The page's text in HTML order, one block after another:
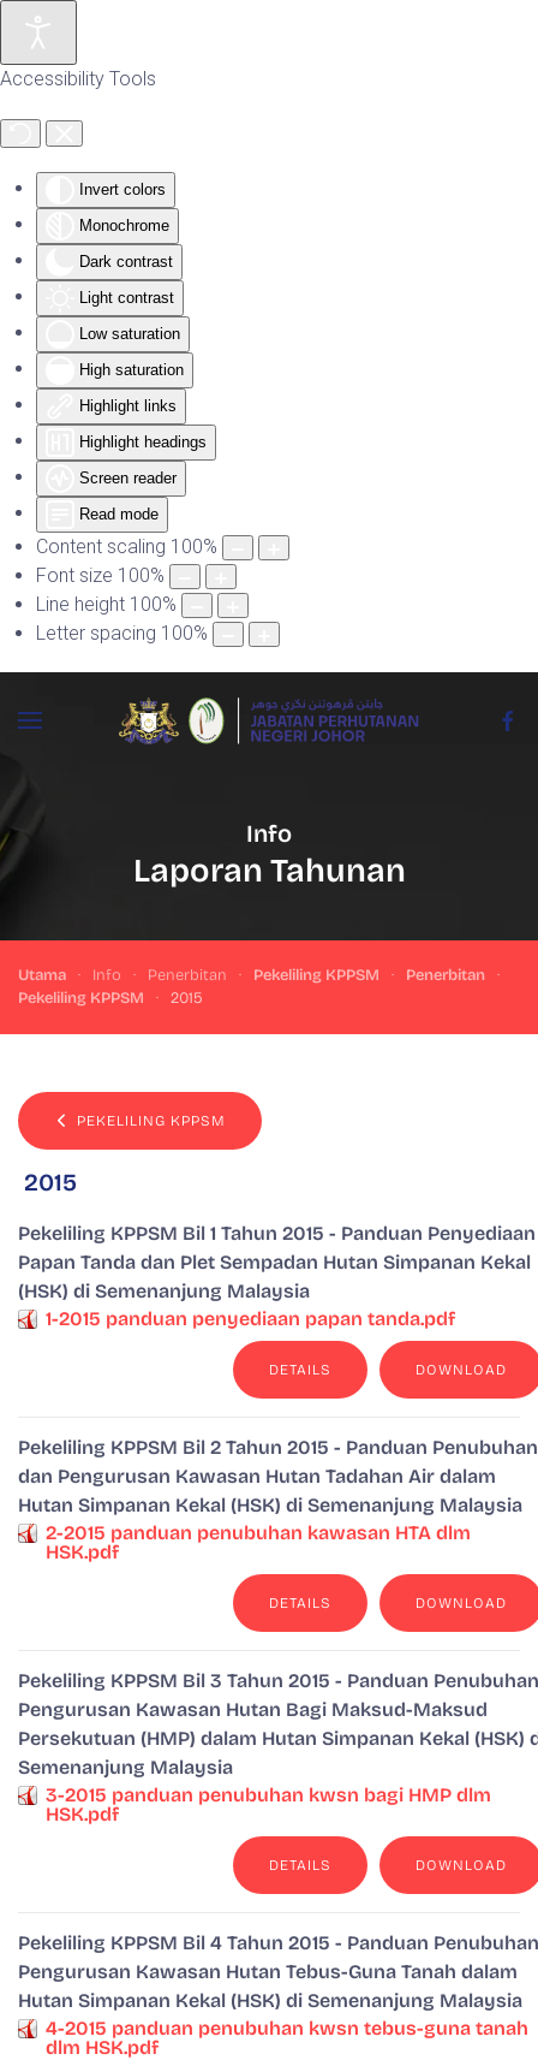
Accessibility Tools
Invert colors
Monochrome
Dark contrast
Light contrast
Low saturation
High saturation
Highlight links
Highlight headings
Screen reader
Read mode
Content scaling 100%
Font size 100%
Line height 100%
Letter spacing 100%
Skip to main content
Info
Laporan Tahunan
Utama Info Penerbitan Pekeliling KPPSM
Penerbitan
Pekeliling KPPSM
2015
PEKELILING KPPSM
2015
Pekeliling KPPSM Bil 1 Tahun 2015 - Panduan Penyediaan
Papan Tanda dan Plet Sempadan Hutan Simpanan Kekal
(HSK) di Semenanjung Malaysia
1-2015 panduan penyediaan papan tanda.pdf
DOWNLOAD
DETAILS
Pekeliling KPPSM Bil 2 Tahun 2015 - Panduan Penubuhan
dan Pengurusan Kawasan Hutan Tadahan Air dalam
Hutan Simpanan Kekal (HSK) di Semenanjung Malaysia
2-2015 panduan penubuhan kawasan HTA dlm
HSK.pdf
DOWNLOAD
DETAILS
Pekeliling KPPSM Bil 3 Tahun 2015 - Panduan Penubuhan
Pengurusan Kawasan Hutan Bagi Maksud-Maksud
Persekutuan (HMP) dalam Hutan Simpanan Kekal (HSK)
Semenanjung Malaysia
3-2015 panduan penubuhan kwsn bagi HMP dlm
HSK.pdf
DOWNLOAD
DETAILS
Pekeliling KPPSM Bil 4 Tahun 2015 - Panduan Penubuhan
Pengurusan Kawasan Hutan Tebus-Guna Tanah dalam
Hutan Simpanan Kekal (HSK) di Semenanjung Malaysia
4-2015 panduan penubuhan kwsn tebus-guna tanah
dlm HSK.pdf